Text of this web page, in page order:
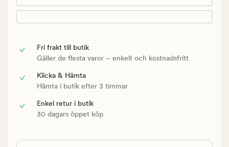
Fri frakt till butik
Gäller de flesta varor – enkelt och kostnadsfritt
Klicka & Hämta
Hämta i butik efter 3 timmar
Enkel retur i butik
30 dagars öppet köp